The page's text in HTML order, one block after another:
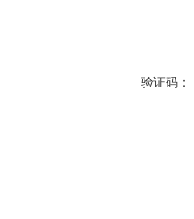
验证码：